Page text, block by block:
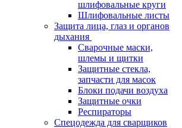
шлифовальные круги
Шлифовальные листы
Защита лица, глаз и органов
дыхания
Сварочные маски,
шлемы и щитки
Защитные стекла,
запчасти для масок
Блоки подачи воздуха
Защитные очки
Респираторы
Спецодежда для сварщиков